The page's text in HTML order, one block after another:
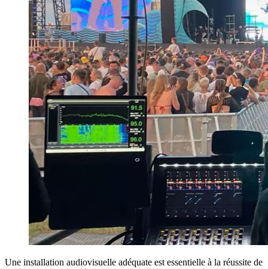
Une installation audiovisuelle adéquate est essentielle à la réussite de